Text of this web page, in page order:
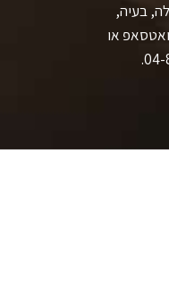
בעיה,
או